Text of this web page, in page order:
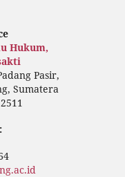
Hukum,
Pasir,
Sumatera